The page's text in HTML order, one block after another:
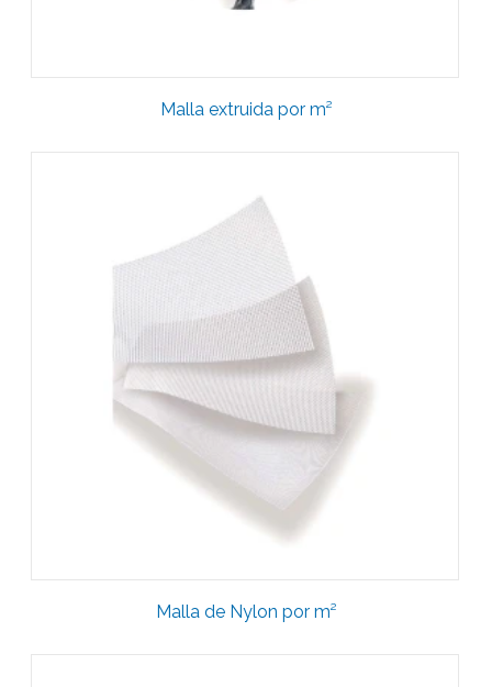
Malla extruida por m²
Malla de Nylon por m²